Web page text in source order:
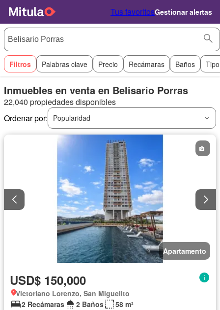
Tus favoritosGestionar alertas
Filtros Palabras clave Precio Recámaras Baños
Inmuebles en venta en Belisario Porras
22,040 propiedades disponibles
Ordenar por:
Popularidad
Apartamento
USD$ 150,000
Victoriano Lorenzo, San Miguelito
2 Recámaras
2 Baños
58 m²